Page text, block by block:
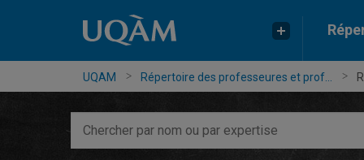
UQAM Répertoire des professeures et prof...
par